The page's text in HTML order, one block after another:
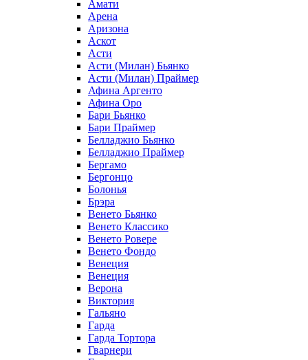
Амати
Арена
Аризона
Аскот
Асти
Асти (Милан) Бьянко
Асти (Милан) Праймер
Афина Аргенто
Афина Оро
Бари Бьянко
Бари Праймер
Белладжио Бьянко
Белладжио Праймер
Бергамо
Бергонцо
Болонья
Брэра
Венето Бьянко
Венето Классико
Венето Ровере
Венето Фондо
Венеция
Венеция
Верона
Виктория
Гальяно
Гарда
Гарда Тортора
Гварнери